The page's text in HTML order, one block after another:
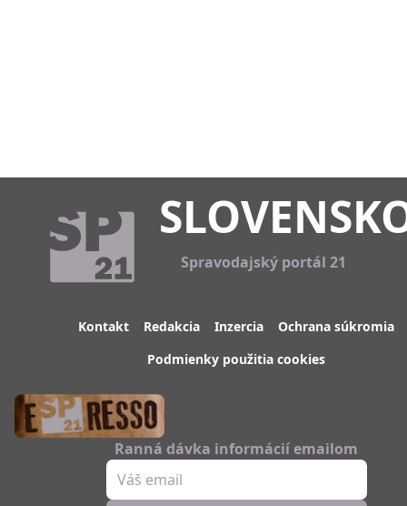
Spravodajský portál 21
Kontakt Redakcia Inzercia
Ochrana súkromia
Podmienky použitia cookies
Ranná dávka informácií emailom